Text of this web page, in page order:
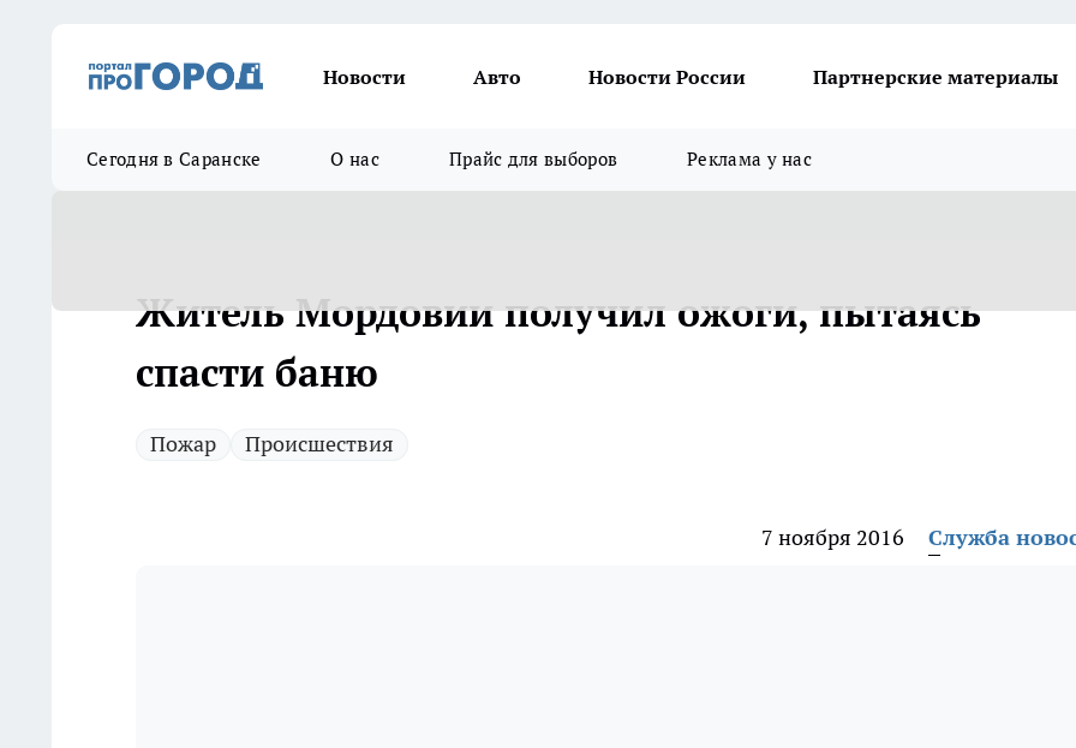
Новости Авто Новости России Партнерские материалы
Сегодня в Саранске О нас Прайс для выборов Реклама у нас
Житель Мордовии получил ожоги, пытаясь
спасти баню
Пожар Происшествия
7 ноября 2016 Служба